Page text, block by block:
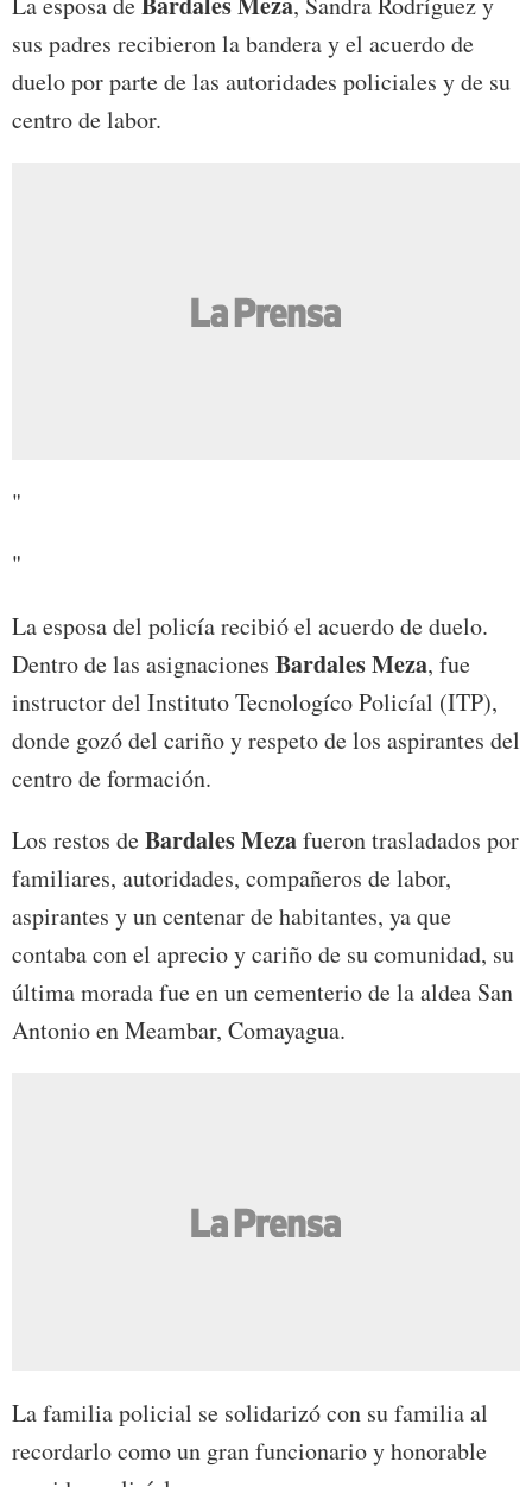
sus padres recibieron la bandera y el acuerdo de
duelo por parte de las autoridades policiales y de su
centro de labor.
"
"
La esposa del policía recibió el acuerdo de duelo.
Dentro de las asignaciones Bardales Meza, fue
instructor del Instituto Tecnologíco Policíal (ITP),
donde gozó del cariño y respeto de los aspirantes del
centro de formación.
Los restos deBardales Mezafueron trasladados por
familiares, autoridades, compañeros de labor,
aspirantes y un centenar de habitantes, ya que
contaba con el aprecio y cariño de su comunidad, su
última morada fue en un cementerio de la aldea San
Antonio en Meambar, Comayagua.
La familia policial se solidarizó con su familia al
recordarlo como un gran funcionario y honorable